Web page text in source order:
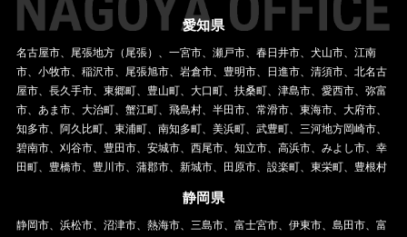
愛知県
名古屋市、尾張地方（尾張）、一宮市、瀬戸市、春日井市、犬山市、江南
市、小牧市、稲沢市、尾張旭市、岩倉市、豊明市、日進市、清須市、北名古
屋市、長久手市、東郷町、豊山町、大口町、扶桑町、津島市、愛西市、弥富
市、あま市、大治町、蟹江町、飛島村、半田市、常滑市、東海市、大府市、
知多市、阿久比町、東浦町、南知多町、美浜町、武豊町、三河地方岡崎市、
碧南市、刈谷市、豊田市、安城市、西尾市、知立市、高浜市、みよし市、幸
田町、豊橋市、豊川市、蒲郡市、新城市、田原市、設楽町、東栄町、豊根村
静岡県
静岡市、浜松市、沼津市、熱海市、三島市、富士宮市、伊東市、島田市、富